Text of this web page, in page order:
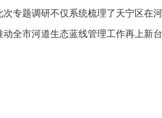
专题调研不仅系统梳理了天宁区
全市河道生态蓝线管理工作再上新台